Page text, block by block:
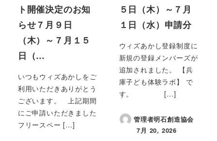
ト開催決定のお知
らせ７月９日
（木）～７月１５
日（…
いつもウィズあかしをご
利用いただきありがとう
ございます。 上記期間
にご申請いただきました
フリースペー […]
５日（木）～７月
１日（水）申請分
ウィズあかし登録制度に
新規の登録メンバーズが
追加されました。 【兵
庫子ども体験ラボ】 で
す。 […]
管理者明石創造協会
投稿日
7月 20, 2026